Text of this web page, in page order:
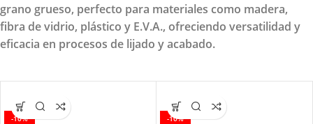
grano grueso, perfecto para materiales como madera,
fibra de vidrio, plástico y E.V.A., ofreciendo versatilidad y
eficacia en procesos de lijado y acabado.
-10% -10%